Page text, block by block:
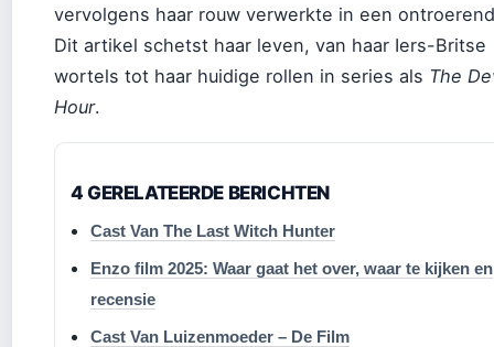
vervolgens haar rouw verwerkte in een
Dit artikel schetst haar leven, van haar Iers-Britse
wortels tot haar huidige rollen in series als The
Hour.
4 GERELATEERDE BERICHTEN
Cast Van The Last Witch Hunter
Enzo film 2025: Waar gaat het over, waar te kijken en
recensie
Cast Van Luizenmoeder – De Film